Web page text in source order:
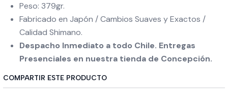
Peso: 379gr.
Fabricado en Japón / Cambios Suaves y Exactos /
Calidad Shimano.
Despacho Inmediato a todo Chile. Entregas
Presenciales en nuestra tienda de Concepción.
COMPARTIR ESTE PRODUCTO